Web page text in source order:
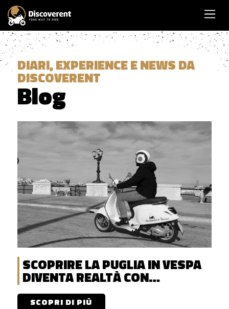
DIARI, EXPERIENCE E NEWS DA
DISCOVERENT
Blog
SCOPRIRE LA PUGLIA IN VESPA
DIVENTA REALTÀ CON
DISCOVERENT!
SCOPRI DI PIÙ